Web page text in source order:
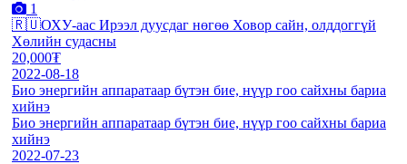
1
🇷🇺ОХУ-аас Ирээл дуусдаг нөгөө Ховор сайн, олддоггүй
Хөлийн судасны
20,000₮
2022-08-18
Био энергийн аппаратаар бүтэн бие, нүүр гоо сайхны бариа
хийнэ
Био энергийн аппаратаар бүтэн бие, нүүр гоо сайхны бариа
хийнэ
2022-07-23